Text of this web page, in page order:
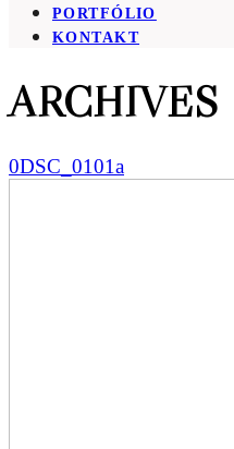
PORTFÓLIO
KONTAKT
ARCHIVES
0DSC_0101a